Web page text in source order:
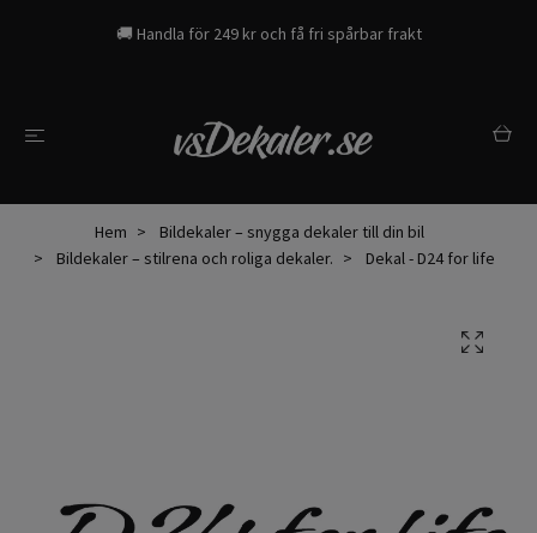
🚚 Handla för 249 kr och få fri spårbar frakt
Hem
Bildekaler – snygga dekaler till din bil
Bildekaler – stilrena och roliga dekaler.
Dekal - D24 for life